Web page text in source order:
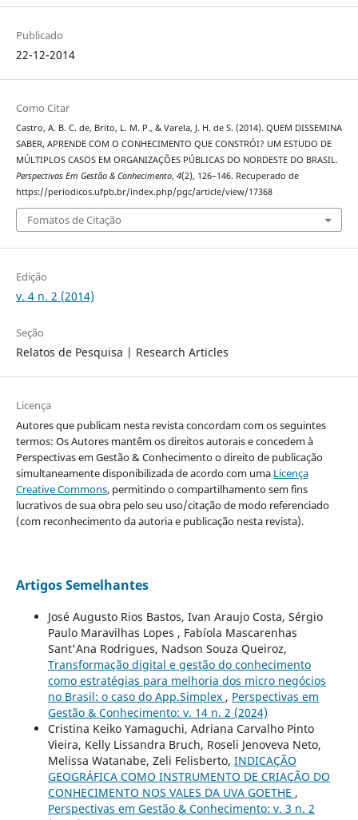
Publicado
22-12-2014
Como Citar
Castro, A. B. C. de, Brito, L. M. P., & Varela, J. H. de S. (2014). QUEM DISSEMINA
SABER, APRENDE COM O CONHECIMENTO QUE CONSTRÓI? UM ESTUDO DE
MÚLTIPLOS CASOS EM ORGANIZAÇÕES PÚBLICAS DO NORDESTE DO BRASIL.
Perspectivas Em Gestão & Conhecimento, 4(2), 126–146. Recuperado de
https://periodicos.ufpb.br/index.php/pgc/article/view/17368
Fomatos de Citação
Edição
v. 4 n. 2 (2014)
Seção
Relatos de Pesquisa | Research Articles
Licença
Autores que publicam nesta revista concordam com os seguintes
termos: Os Autores mantêm os direitos autorais e concedem à
Perspectivas em Gestão & Conhecimento o direito de publicação
simultaneamente disponibilizada de acordo com uma Licença
Creative Commons, permitindo o compartilhamento sem fins
lucrativos de sua obra pelo seu uso/citação de modo referenciado
(com reconhecimento da autoria e publicação nesta revista).
Artigos Semelhantes
José Augusto Rios Bastos, Ivan Araujo Costa, Sérgio
Paulo Maravilhas Lopes , Fabíola Mascarenhas
Sant'Ana Rodrigues, Nadson Souza Queiroz,
Transformação digital e gestão do conhecimento
como estratégias para melhoria dos micro negócios
no Brasil: o caso do App.Simplex , Perspectivas em
Gestão & Conhecimento: v. 14 n. 2 (2024)
Cristina Keiko Yamaguchi, Adriana Carvalho Pinto
Vieira, Kelly Lissandra Bruch, Roseli Jenoveva Neto,
Melissa Watanabe, Zeli Felisberto, INDICAÇÃO
GEOGRÁFICA COMO INSTRUMENTO DE CRIAÇÃO DO
CONHECIMENTO NOS VALES DA UVA GOETHE ,
Perspectivas em Gestão & Conhecimento: v. 3 n. 2